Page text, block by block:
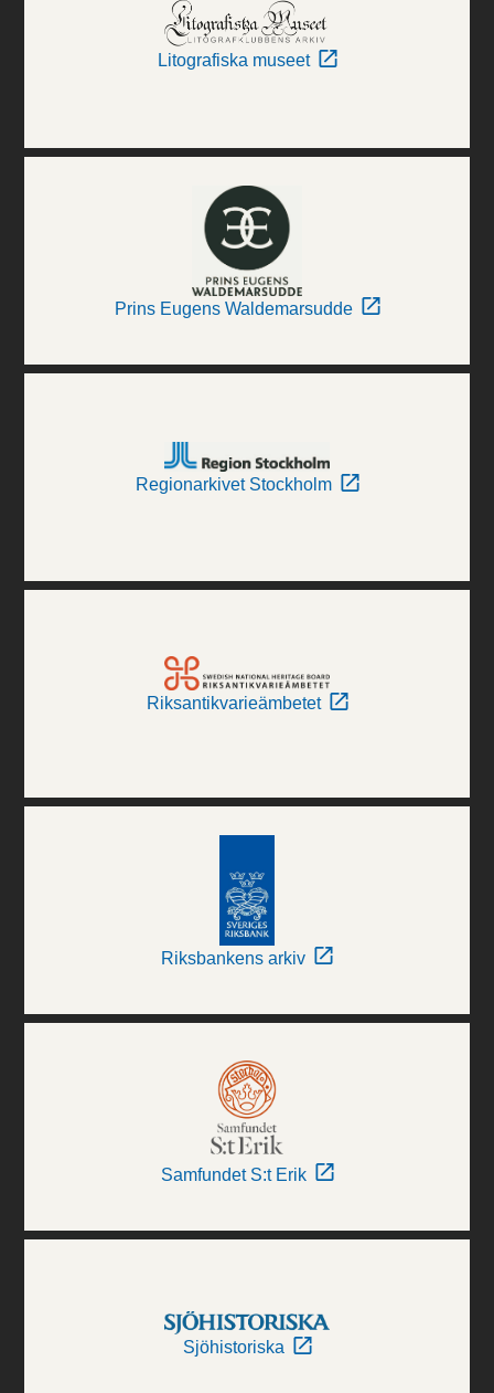
Litografiska museet
Prins Eugens Waldemarsudde
Regionarkivet Stockholm
Riksantikvarieämbetet
Riksbankens arkiv
Samfundet S:t Erik
Sjöhistoriska